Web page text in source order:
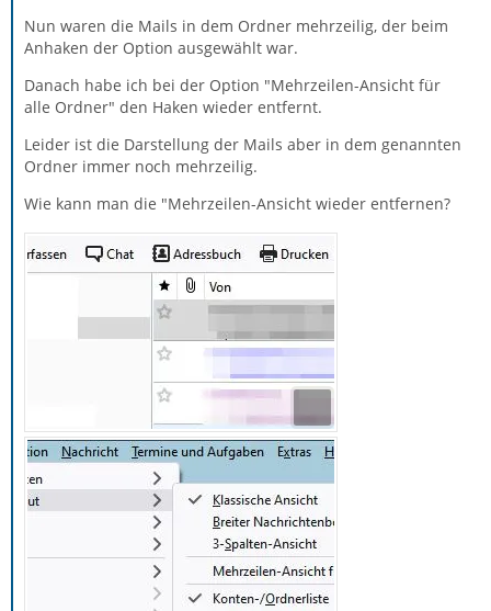
Nun waren die Mails in dem Ordner mehrzeilig, der beim
Anhaken der Option ausgewählt war.
Danach habe ich bei der Option "Mehrzeilen-Ansicht für
alle Ordner" den Haken wieder entfernt.
Leider ist die Darstellung der Mails aber in dem genannten
Ordner immer noch mehrzeilig.
Wie kann man die "Mehrzeilen-Ansicht wieder entfernen?